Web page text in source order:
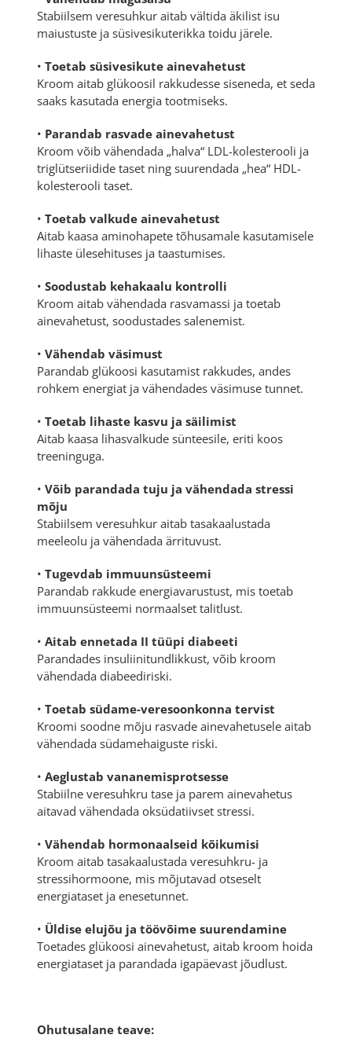
Stabiilsem veresuhkur aitab vältida äkilist isu
maiustuste ja süsivesikuterikka toidu järele.
• Toetab süsivesikute ainevahetust
Kroom aitab glükoosil rakkudesse siseneda, et seda
saaks kasutada energia tootmiseks.
• Parandab rasvade ainevahetust
Kroom võib vähendada „halva“ LDL-kolesterooli ja
triglütseriidide taset ning suurendada „hea“ HDL-
kolesterooli taset.
• Toetab valkude ainevahetust
Aitab kaasa aminohapete tõhusamale kasutamisele
lihaste ülesehituses ja taastumises.
• Soodustab kehakaalu kontrolli
Kroom aitab vähendada rasvamassi ja toetab
ainevahetust, soodustades salenemist.
• Vähendab väsimust
Parandab glükoosi kasutamist rakkudes, andes
rohkem energiat ja vähendades väsimuse tunnet.
• Toetab lihaste kasvu ja säilimist
Aitab kaasa lihasvalkude sünteesile, eriti koos
treeninguga.
• Võib parandada tuju ja vähendada stressi
mõju
Stabiilsem veresuhkur aitab tasakaalustada
meeleolu ja vähendada ärrituvust.
• Tugevdab immuunsüsteemi
Parandab rakkude energiavarustust, mis toetab
immuunsüsteemi normaalset talitlust.
• Aitab ennetada II tüüpi diabeeti
Parandades insuliinitundlikkust, võib kroom
vähendada diabeediriski.
• Toetab südame-veresoonkonna tervist
Kroomi soodne mõju rasvade ainevahetusele aitab
vähendada südamehaiguste riski.
• Aeglustab vananemisprotsesse
Stabiilne veresuhkru tase ja parem ainevahetus
aitavad vähendada oksüdatiivset stressi.
• Vähendab hormonaalseid kõikumisi
Kroom aitab tasakaalustada veresuhkru- ja
stressihormoone, mis mõjutavad otseselt
energiataset ja enesetunnet.
• Üldise elujõu ja töövõime suurendamine
Toetades glükoosi ainevahetust, aitab kroom hoida
energiataset ja parandada igapäevast jõudlust.
Ohutusalane teave: